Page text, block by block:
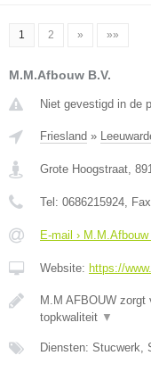
1 2 » »»
M.M.Afbouw B.V.
Niet gevestigd in de
Friesland »
Grote Hoogstraat,
Tel: 0686215924,
E-mail ›
Website: https://
M.M AFBOUW
topkwaliteit ▼
Diensten: Stucwerk,